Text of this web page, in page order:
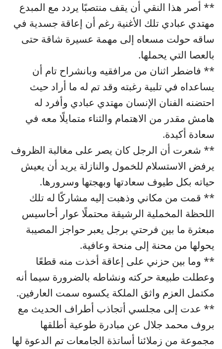
** أصر هذا النقي أن يقف منتصبًا يردد مع المبدع
مهتدي عبادي تلك الأغنية رغم أن إعاقة جسدية في
ساقه حولت مسعاه إلى مهمة عسيرة شاقة حتى
بالعصا التي يحملها.
** فاضطر اثنان من مرافقيه وبانشراح تام أن
يساعداه في تلبية رغبته وقد تم له ما أراد حيث
احتضنه الفنان الإنسان مهتدي عبادي وأفرد له
هامش مقدر من الاهتمام والثناء متمايلًا معه في
سعادة أكيدة.
** شعرت أن الرجل كان يصر على مغالبة الظروف
يرفض الاستسلام للخمول والنازلة يريد أن يعيش
حياته بكل طيوف سعادتها وبهجتها وسرورها.
** قمت من مكاني وذهبت إليه مشاركًا له تلك
اللحظة المخملية الرشيقة محتملًا عوار أحاسيس
مبعثرة ما بين فرحتي برجل يعبر حواجز المصيبة
يحولها من محنة إلى منحة وعافية.
** وما بين حزني على إعاقة أخذت منه قطعًا
وعطلت طبيعة حركته ونشاطه بالضرورة سيما أنه
مكتمل العزم واثق الملكة يكسوه سمت العارفين.
** عدت إلى مجلسي أتجاذب أطراف الحديث مع
بروف محمد جلال عن مبادرة طوعية أطلقها
مجموعة من زملائنا أساتذة الجامعات تم الدعوة لها